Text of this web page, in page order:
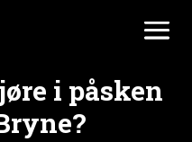
i påsken